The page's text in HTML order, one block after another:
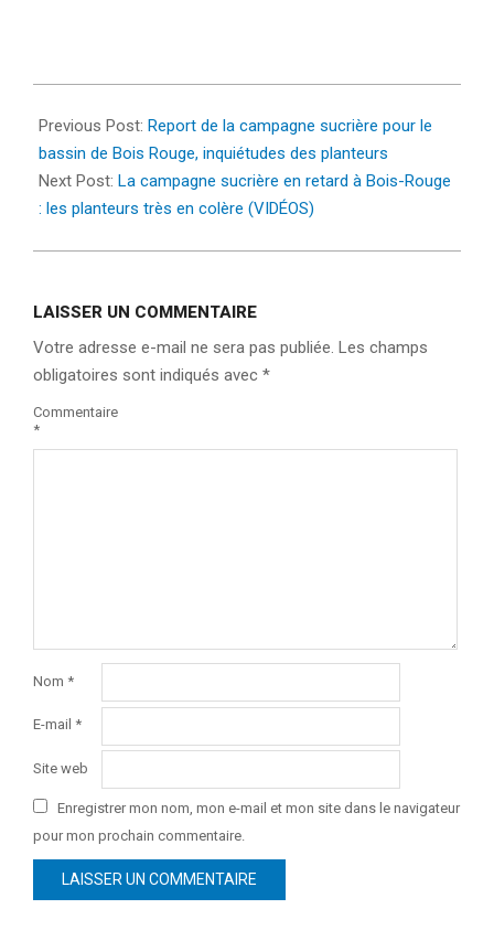
08-
03
Previous Post: Report de la campagne sucrière pour le
bassin de Bois Rouge, inquiétudes des planteurs
Next Post: La campagne sucrière en retard à Bois-Rouge
: les planteurs très en colère (VIDÉOS)
LAISSER UN COMMENTAIRE
Votre adresse e-mail ne sera pas publiée. Les champs
obligatoires sont indiqués avec *
Commentaire
*
Nom *
E-mail *
Site web
Enregistrer mon nom, mon e-mail et mon site dans le navigateur
pour mon prochain commentaire.